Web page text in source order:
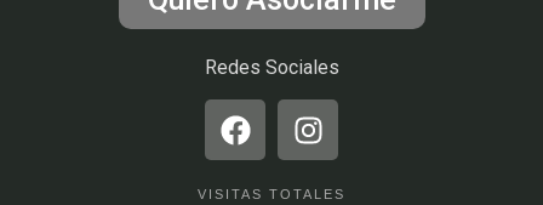
Redes Sociales
VISITAS TOTALES